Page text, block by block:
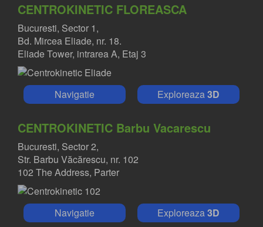
CENTROKINETIC FLOREASCA
Bucuresti, Sector 1,
Bd. Mircea Eliade, nr. 18.
Eliade Tower, intrarea A, Etaj 3
Navigatie Exploreaza3D
CENTROKINETIC Barbu Vacarescu
Bucuresti, Sector 2,
Str. Barbu Văcărescu, nr. 102
102 The Address, Parter
Navigatie Exploreaza3D